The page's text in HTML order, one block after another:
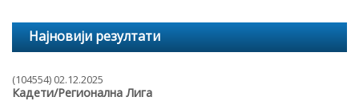
Најновији резултати
(104554) 02.12.2025
Кадети/Регионална Лига